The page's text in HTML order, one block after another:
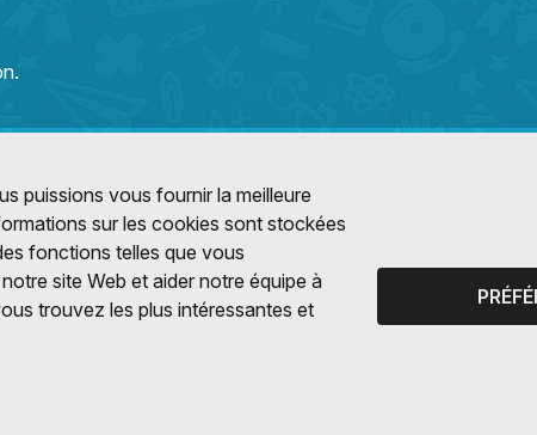
puissions vous fournir la meilleure
sur les cookies sont stockées
fonctions telles que vous
site Web et aider notre équipe à
trouvez les plus intéressantes et